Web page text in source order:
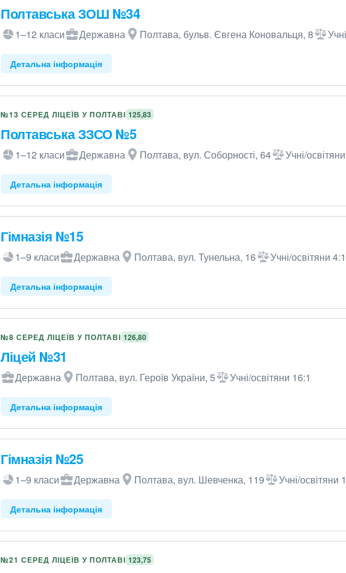
Полтавська ЗОШ №34
1–12 класи Державна Полтава, бульв. Євгена Коновальця, 8
Детальна інформація
№13 СЕРЕД ЛІЦЕЇВ У ПОЛТАВІ 125,83
Полтавська ЗЗСО №5
1–12 класи Державна Полтава, вул. Соборності, 64 Учні/
Детальна інформація
Гімназія №15
1–9 класи Державна Полтава, вул. Тунельна, 16 Учні/освітяни 4:1
Детальна інформація
№8 СЕРЕД ЛІЦЕЇВ У ПОЛТАВІ 126,80
Ліцей №31
Державна Полтава, вул. Героїв України, 5 Учні/освітяни 16:1
Детальна інформація
Гімназія №25
1–9 класи Державна Полтава, вул. Шевченка, 119 Учні/освітяни
Детальна інформація
№21 СЕРЕД ЛІЦЕЇВ У ПОЛТАВІ 123,75